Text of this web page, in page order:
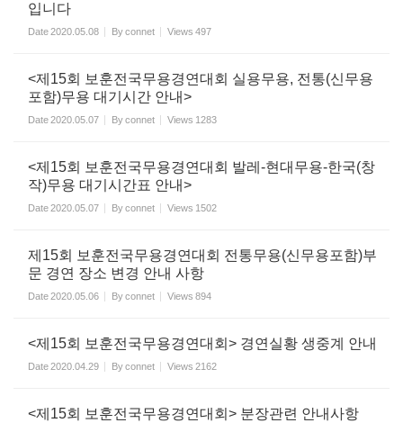
입니다
Date2020.05.08 Byconnet Views 497
<제15회 보훈전국무용경연대회 실용무용, 전통(신무용
포함)무용 대기시간 안내>
Date2020.05.07 Byconnet Views 1283
<제15회 보훈전국무용경연대회 발레-현대무용-한국(창
작)무용 대기시간표 안내>
Date2020.05.07 Byconnet Views 1502
제15회 보훈전국무용경연대회 전통무용(신무용포함)부
문 경연 장소 변경 안내 사항
Date2020.05.06 Byconnet Views 894
<제15회 보훈전국무용경연대회> 경연실황 생중계 안내
Date2020.04.29 Byconnet Views 2162
<제15회 보훈전국무용경연대회> 분장관련 안내사항